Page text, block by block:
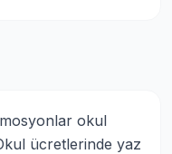
okul
ücretlerinde yaz